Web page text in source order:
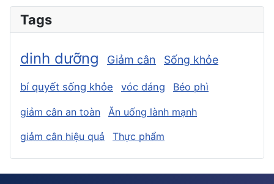
Tags
dinh dưỡng Giảm cân Sống khỏe
bí quyết sống khỏe vóc dáng Béo phì
giảm cân an toàn
Ăn uống lành mạnh
giảm cân hiệu quả
Thực phẩm